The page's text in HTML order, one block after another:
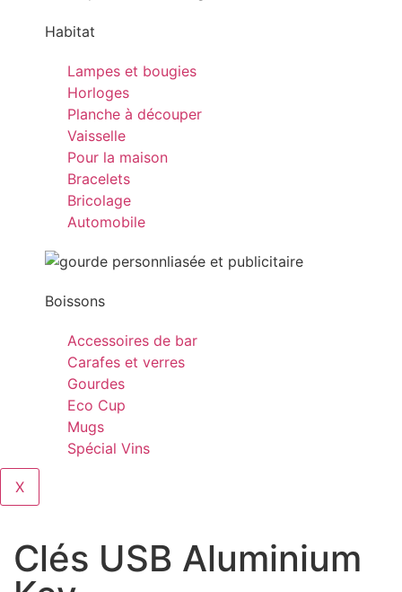
Habitat
Lampes et bougies
Horloges
Planche à découper
Vaisselle
Pour la maison
Bracelets
Bricolage
Automobile
Boissons
Accessoires de bar
Carafes et verres
Gourdes
Eco Cup
Mugs
Spécial Vins
X
Clés USB Aluminium